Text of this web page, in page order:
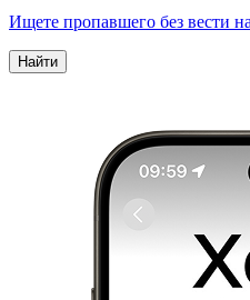
Ищете пропавшего без вести
Найти